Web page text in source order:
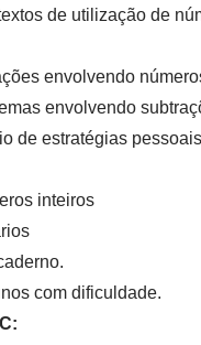
de utilização de
envolvendo
envolvendo
de estratégias
inteiros
com dificuldade.